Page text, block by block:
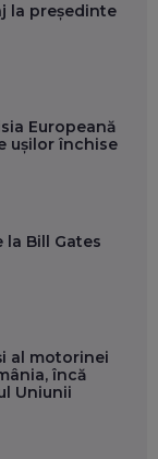
la președinte
Europeană
ușilor închise
Bill Gates
al motorinei
încă
Uniunii